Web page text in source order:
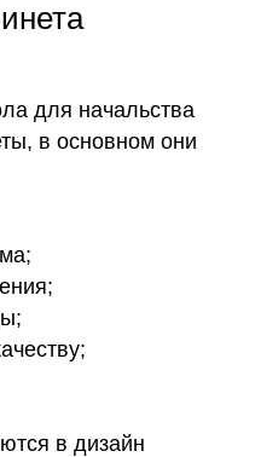
для начальства
в основном они
в дизайн